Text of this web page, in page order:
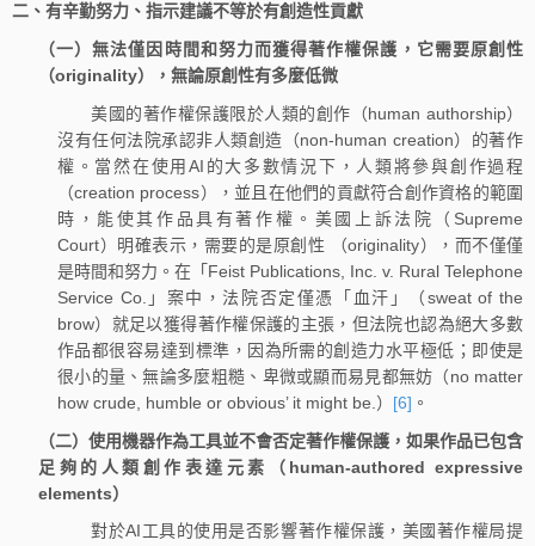
二、有辛勤努力、指示建議不等於有創造性貢獻
（一）無法僅因時間和努力而獲得著作權保護，它需要原創性
（originality），無論原創性有多麼低微
美國的著作權保護限於人類的創作（human authorship）
沒有任何法院承認非人類創造（non-human creation）的著作
權。當然在使用AI的大多數情況下，人類將參與創作過程
（creation process），並且在他們的貢獻符合創作資格的範圍
時，能使其作品具有著作權。美國上訴法院（Supreme
Court）明確表示，需要的是原創性 （originality），而不僅僅
是時間和努力。在「Feist Publications, Inc. v. Rural Telephone
Service Co.」案中，法院否定僅憑「血汗」（sweat of the
brow）就足以獲得著作權保護的主張，但法院也認為絕大多數
作品都很容易達到標準，因為所需的創造力水平極低；即使是
很小的量、無論多麼粗糙、卑微或顯而易見都無妨（no matter
how crude, humble or obvious’ it might be.） [6] 。
（二）使用機器作為工具並不會否定著作權保護，如果作品已包含
足夠的人類創作表達元素（human-authored expressive
elements）
對於AI工具的使用是否影響著作權保護，美國著作權局提